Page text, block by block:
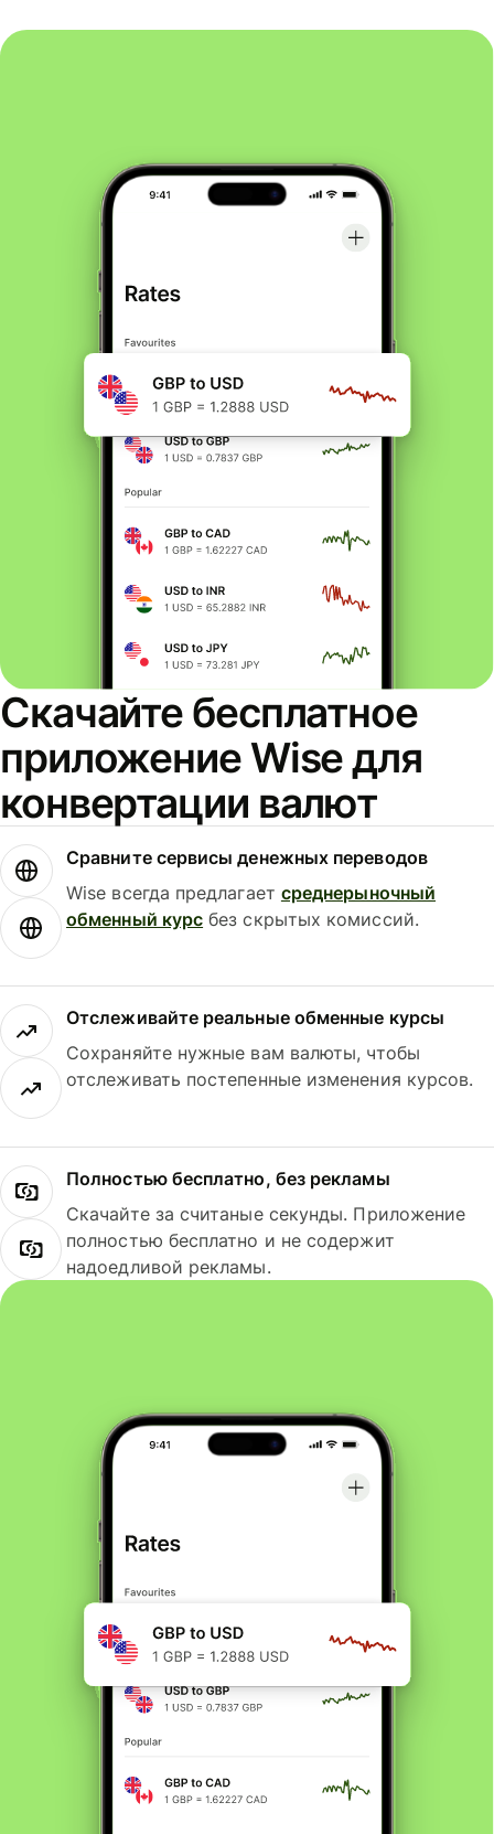
Скачайте бесплатное
приложение Wise для
конвертации валют
Сравните сервисы денежных переводов
Wise всегда предлагает среднерыночный
обменный курс без скрытых комиссий.
Отслеживайте реальные обменные курсы
Сохраняйте нужные вам валюты, чтобы
отслеживать постепенные изменения курсов.
Полностью бесплатно, без рекламы
Скачайте за считаные секунды. Приложение
полностью бесплатно и не содержит
надоедливой рекламы.